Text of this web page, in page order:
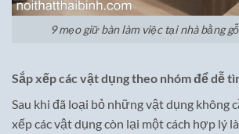
9 mẹo giữ bàn làm việc tại nhà bằng
Sắp xếp các vật dụng theo nhóm để dễ
Sau khi đã loại bỏ những vật dụng không
xếp các vật dụng còn lại một cách hợp lý